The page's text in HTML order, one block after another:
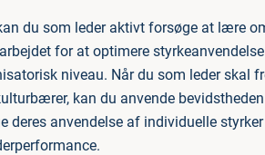
du som leder aktivt forsøge at lære
for at optimere
niveau. Når du som leder skal
kan du anvende
deres anvendelse af individuelle